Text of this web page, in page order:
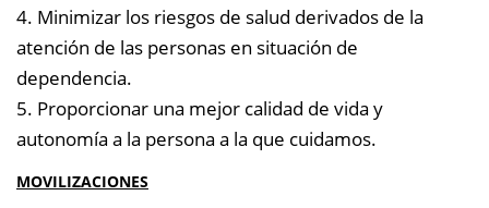
4. Minimizar los riesgos de salud derivados de la
atención de las personas en situación de
dependencia.
5. Proporcionar una mejor calidad de vida y
autonomía a la persona a la que cuidamos.
MOVILIZACIONES